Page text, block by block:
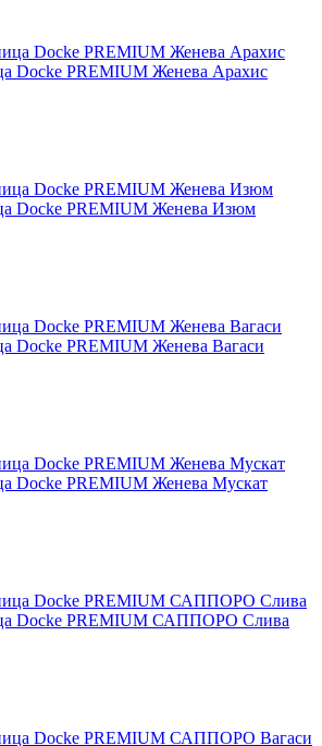
Docke PREMIUM Женева Арахис
Docke PREMIUM Женева Изюм
Docke PREMIUM Женева Вагаси
Docke PREMIUM Женева Мускат
Docke PREMIUM САППОРО Слива